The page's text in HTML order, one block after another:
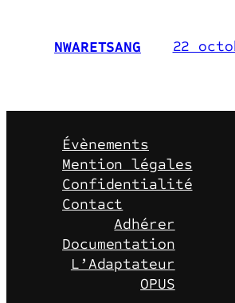
NWARETSANG 22
Évènements
Mention légales
Confidentialité
Contact
Adhérer
Documentation
L’Adaptateur
OPUS